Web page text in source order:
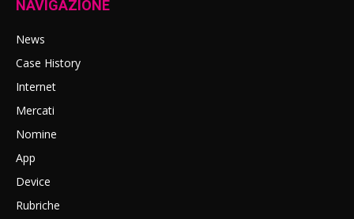
NAVIGAZIONE
News
Case History
Internet
Mercati
Nomine
App
Device
Rubriche